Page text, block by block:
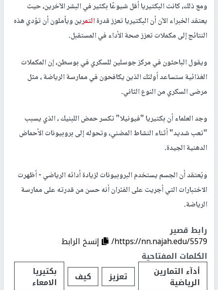
ومع ذلك، كانت البكتيريا أقل شيوعًا بكثير في البشر الآخرين، حيث
يعتقد الخبراء الآن أن البكتيريا تعزز قدرةالتمرين ويأملون أن تؤدي هذه
النتائج إلى مكملات تعزز صحة الأداء في المستقبل.
ويقول الباحثون في مركز جوسلين للسكري في بوسطن، إن المكملات
الغذائية ستساعد أولئك الذين يكافحون في ممارسة الرياضة ، مثل
مرضى السكري من النوع الثاني.
وجد العلماء أن بكتيريا "فيونيلا" تكسر حمض اللبنيك ، الذي يسبب
"تعب شديد" أثناء النشاط المضني، وتحوله إلى بروبيونات الأحماض
الدهنية الجيدة.
ويُعتقد أن الجسم يستخدم البروبيونات لزيادة أدائه الرياضي - أظهرت
الاختبارات التي أجريت على الفئران أنه حسن من قدرته على ممارسة
الرياضة.
رابط قصير
https://nn.najah.edu/5579/
إنسخ الرابط
الكلمات المفتاحية
أدآء التمارين
الرياضية تعزيز كيف بكتيريا
الامعاء